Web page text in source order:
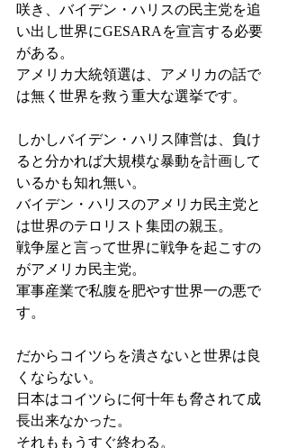
咲き、バイデン・ハリスの民主党を追
い出し世界にGESARAを宣言する必要
がある。
アメリカ大統領選は、アメリカの話で
は無く世界を救う重大な選挙です。
しかしバイデン・ハリス陣営は、負け
ると分かれば大規模な暴動を計画して
いるかも知れ無い。
バイデン・ハリスのアメリカ民主党と
は世界のテロリスト集団の親玉。
戦争屋と言って世界に戦争を起こすの
がアメリカ民主党。
軍事産業で私腹を肥やす世界一の悪で
す。
だからコイツらを潰さないと世界は良
くならない。
日本はコイツらに何十年も脅されて成
長出来なかった。
それももうすぐ終わる。